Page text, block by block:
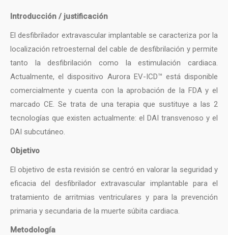
Introducción / justificación
El desfibrilador extravascular implantable se caracteriza por la
localización retroesternal del cable de desfibrilación y permite
tanto la desfibrilación como la estimulación cardiaca.
Actualmente, el dispositivo Aurora EV-ICD™ está disponible
comercialmente y cuenta con la aprobación de la FDA y el
marcado CE. Se trata de una terapia que sustituye a las 2
tecnologías que existen actualmente: el DAI transvenoso y el
DAI subcutáneo.
Objetivo
El objetivo de esta revisión se centró en valorar la seguridad y
eficacia del desfibrilador extravascular implantable para el
tratamiento de arritmias ventriculares y para la prevención
primaria y secundaria de la muerte súbita cardiaca.
Metodología